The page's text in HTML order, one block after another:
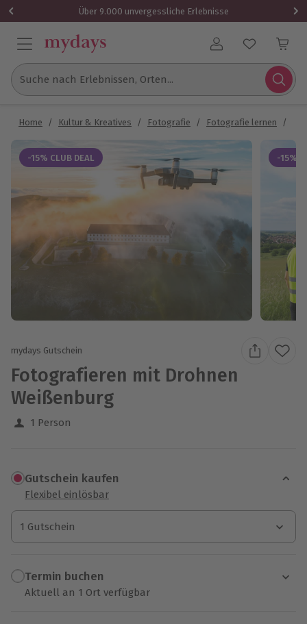
Über 9.000 unvergessliche Erlebnisse
Benutzerkonto
Suche nach Erlebnissen, Orten...
Home / Kultur & Kreatives / Fotografie / Fotografie lernen /
-15% CLUB DEAL -15%
mydays Gutschein
Fotografieren mit Drohnen
Weißenburg
1 Person
Gutschein kaufen
Flexibel einlösbar
1 Gutschein
1 Gutschein
1 Gutschein
Termin buchen
Aktuell an 1 Ort verfügbar